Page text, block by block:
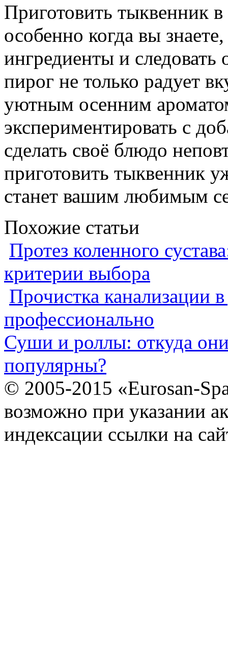
Приготовить тыквенник
особенно когда вы
ингредиенты и
пирог не только радует
уютным осенним
экспериментировать с
сделать своё блюдо
приготовить тыквенник
станет вашим любимым
Похожие статьи
Протез коленного
критерии выбора
Прочистка канализации
профессионально
Суши и роллы: откуда
популярны?
© 2005-2015 «Eurosan-
возможно при указании
индексации ссылки на